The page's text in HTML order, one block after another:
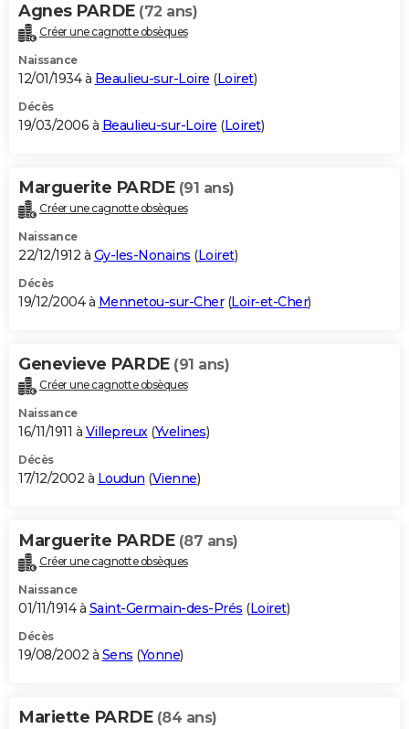
Agnes PARDE (72 ans)
Créer une cagnotte obsèques
Naissance
12/01/1934 à Beaulieu-sur-Loire (Loiret)
Décès
19/03/2006 à Beaulieu-sur-Loire (Loiret)
Marguerite PARDE (91 ans)
Créer une cagnotte obsèques
Naissance
22/12/1912 à Gy-les-Nonains (Loiret)
Décès
19/12/2004 à Mennetou-sur-Cher(Loir-et-Cher)
Genevieve PARDE (91 ans)
Créer une cagnotte obsèques
Naissance
16/11/1911 à Villepreux(Yvelines)
Décès
17/12/2002 à Loudun (Vienne)
Marguerite PARDE (87 ans)
Créer une cagnotte obsèques
Naissance
01/11/1914 à Saint-Germain-des-Prés (Loiret)
Décès
19/08/2002 à Sens (Yonne)
Mariette PARDE (84 ans)